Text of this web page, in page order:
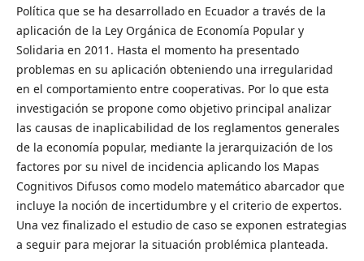
Política que se ha desarrollado en Ecuador a través de la
aplicación de la Ley Orgánica de Economía Popular y
Solidaria en 2011. Hasta el momento ha presentado
problemas en su aplicación obteniendo una irregularidad
en el comportamiento entre cooperativas. Por lo que esta
investigación se propone como objetivo principal analizar
las causas de inaplicabilidad de los reglamentos generales
de la economía popular, mediante la jerarquización de los
factores por su nivel de incidencia aplicando los Mapas
Cognitivos Difusos como modelo matemático abarcador que
incluye la noción de incertidumbre y el criterio de expertos.
Una vez finalizado el estudio de caso se exponen estrategias
a seguir para mejorar la situación problémica planteada.